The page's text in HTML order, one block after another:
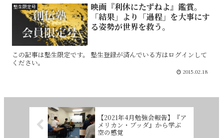
塾生限定号
映画『利休にたずねよ』鑑賞。
「結果」より「過程」を大事にす
る姿勢が世界を救う。
この記事は塾生限定です。 塾生登録が済んでいる方はログインして
ください。
2015.02.18
【2021年4月勉強会報告】『ア
メリカン・ブッダ』から学ぶ
空の感覚